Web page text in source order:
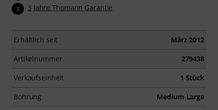
3 3 Jahre Thomann Garantie
Erhältlich seit März 2012
Artikelnummer 279438
Verkaufseinheit 1 Stück
Bohrung Medium Large